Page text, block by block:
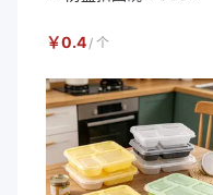
￥0.4 / 个